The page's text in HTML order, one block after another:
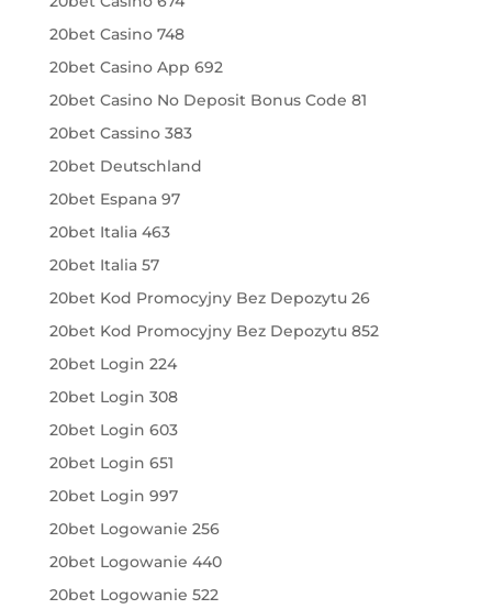
20bet Casino 748
20bet Casino App 692
20bet Casino No Deposit Bonus Code 81
20bet Cassino 383
20bet Deutschland
20bet Espana 97
20bet Italia 463
20bet Italia 57
20bet Kod Promocyjny Bez Depozytu 26
20bet Kod Promocyjny Bez Depozytu 852
20bet Login 224
20bet Login 308
20bet Login 603
20bet Login 651
20bet Login 997
20bet Logowanie 256
20bet Logowanie 440
20bet Logowanie 522